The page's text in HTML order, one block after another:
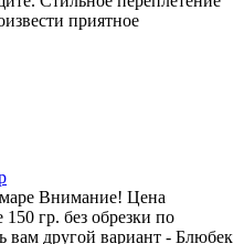
приятное
Внимание! Цена
150 гр. без обрезки по
другой вариант - Блюбек